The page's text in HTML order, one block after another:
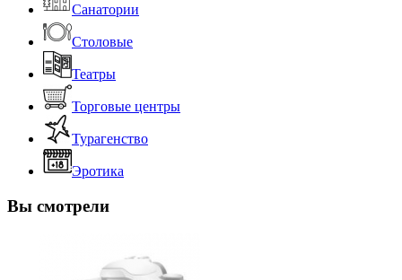
Санатории
Столовые
Театры
Торговые центры
Турагенство
Эротика
Вы смотрели